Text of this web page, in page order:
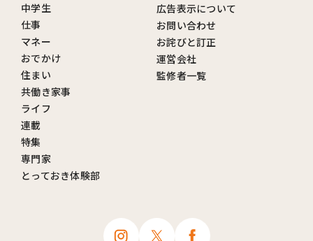
中学生
仕事
マネー
おでかけ
住まい
共働き家事
ライフ
連載
特集
専門家
とっておき体験部
広告表示について
お問い合わせ
お詫びと訂正
運営会社
監修者一覧